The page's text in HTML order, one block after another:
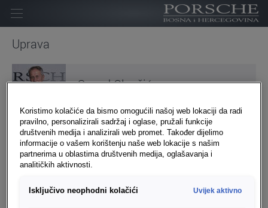
Početna
Kompanija
Homologacija
Novosti
Kontakt
Karijera
Uprava
Senad Olovčić
Alex Vaszi
Koristimo kolačiće da bismo omogućili našoj web lokaciji da radi
pravilno, personalizirali sadržaj i oglase, pružali funkcije
društvenih medija i analizirali web promet. Također dijelimo
informacije o vašem korištenju naše web lokacije s našim
partnerima u oblastima društvenih medija, oglašavanja i
analitičkih aktivnosti.
Isključivo neophodni kolačići Uvijek aktivno